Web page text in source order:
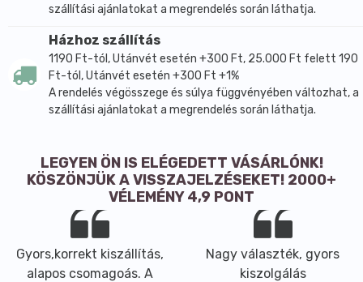
szállítási ajánlatokat a megrendelés során láthatja.
Házhoz szállítás
1190 Ft-tól, Utánvét esetén +300 Ft, 25.000 Ft felett 190
Ft-tól, Utánvét esetén +300 Ft +1%
A rendelés végösszege és súlya függvényében változhat, a
szállítási ajánlatokat a megrendelés során láthatja.
LEGYEN ÖN IS ELÉGEDETT VÁSÁRLÓNK!
KÖSZÖNJÜK A VISSZAJELZÉSEKET! 2000+
VÉLEMÉNY 4,9 PONT
Gyors,korrekt kiszállítás,
alapos csomagoás. A
Nagy választék, gyors
kiszolgálás